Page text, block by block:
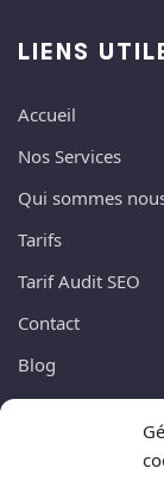
LIENS
Accueil
Nos Services
Qui sommes
Tarifs
Tarif Audit SEO
Contact
Blog